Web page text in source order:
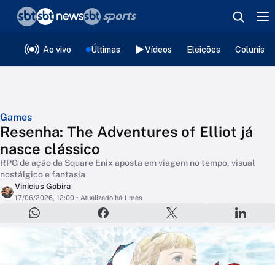
Ao vivo Últimas Vídeos Eleições
Games
Resenha: The Adventures of Elliot já
nasce clássico
RPG de ação da Square Enix aposta em viagem no tempo, visual
nostálgico e fantasia
Vinícius Gobira
17/06/2026, 12:00 • Atualizado há 1 mês
❮voltar
Editorias